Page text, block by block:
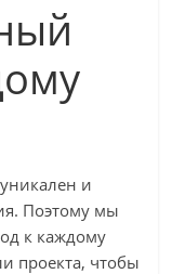
и
Поэтому мы
к каждому
проекта, чтобы